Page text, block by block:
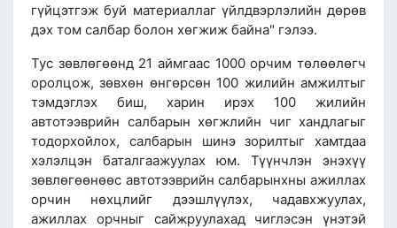
гүйцэтгэж буй материаллаг үйлдвэрлэлийн дөрөв
дэх том салбар болон хөгжиж байна" гэлээ.
Тус зөвлөгөөнд 21 аймгаас 1000 орчим төлөөлөгч
оролцож, зөвхөн өнгөрсөн 100 жилийн амжилтыг
тэмдэглэх биш, харин ирэх 100 жилийн
автотээврийн салбарын хөгжлийн чиг хандлагыг
тодорхойлох, салбарын шинэ зорилтыг хамтдаа
хэлэлцэн баталгаажуулах юм. Түүнчлэн энэхүү
зөвлөгөөнөөс автотээврийн салбарынхны ажиллах
орчин нөхцлийг дээшлүүлэх, чадавхжуулах,
ажиллах орчныг сайжруулахад чиглэсэн үнэтэй